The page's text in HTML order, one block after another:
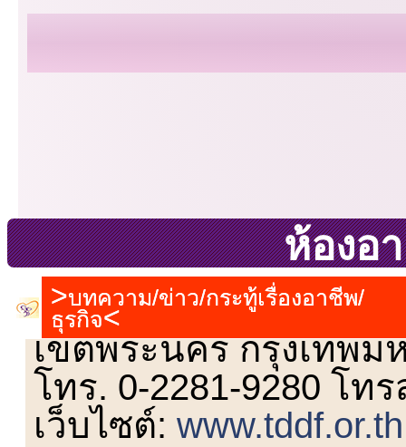
ห้องอ
บทความ/ข่าว/กระทู้เรื่องอาชีพ/
ธุรกิจ
เลขที่ 23 ชั้น 2 ถนนวิ
เขตพระนคร กรุงเทพม
โทร. 0-2281-9280 โท
เว็บไซต์:www.tddf.or.th